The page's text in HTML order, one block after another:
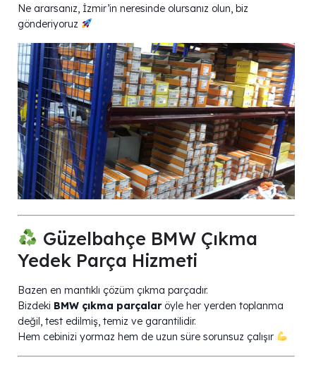
Ne ararsanız, İzmir’in neresinde olursanız olun, biz
gönderiyoruz
Güzelbahçe BMW Çıkma
Yedek Parça Hizmeti
Bazen en mantıklı çözüm çıkma parçadır.
Bizdeki BMW çıkma parçalaröyle her yerden toplanma
değil, test edilmiş, temiz ve garantilidir.
Hem cebinizi yormaz hem de uzun süre sorunsuz çalışır